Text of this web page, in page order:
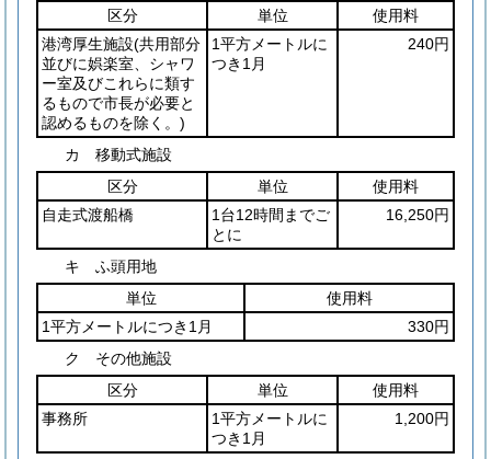
区分 単位
使用料
港湾厚生施設(共用部分
並びに娯楽室、シャワ
ー室及びこれらに類す
るもので市長が必要と
認めるものを除く。)
1平方メートルに
つき1月
240円
カ 移動式施設
区分
単位
使用料
自走式渡船橋
1台12時間までご
とに
16,250円
キ ふ頭用地
単位
使用料
1平方メートルにつき1月
330円
ク その他施設
区分
単位
使用料
事務所
1平方メートルに
つき1月
1,200円